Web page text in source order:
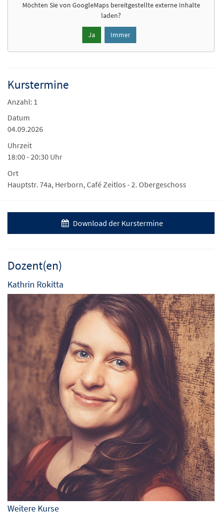
Möchten Sie von GoogleMapsbereitgestellte externe Inhalte
laden?
Ja Immer
Kurstermine
Anzahl: 1
Datum
04.09.2026
Uhrzeit
18:00 - 20:30 Uhr
Ort
Hauptstr. 74a, Herborn, Café Zeitlos - 2. Obergeschoss
Download der Kurstermine
Dozent(en)
Kathrin Rokitta
Weitere Kurse